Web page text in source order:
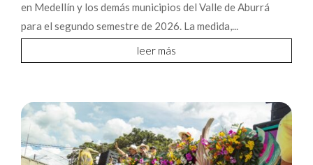
en Medellín y los demás municipios del Valle de Aburrá
para el segundo semestre de 2026. La medida,...
leer más